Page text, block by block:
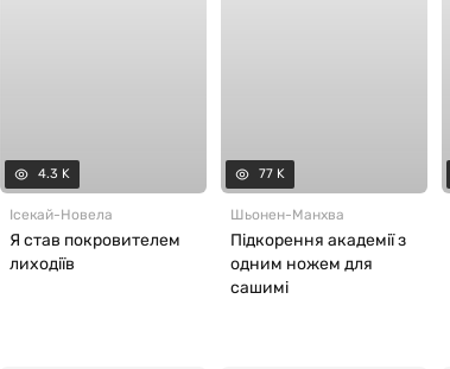
4.3 K
Ісекай-Новела
Я став покровителем
лиходіїв
77 K
Шьонен-Манхва
Підкорення академії з
одним ножем для
сашимі